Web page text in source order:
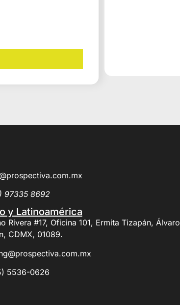
97335 8692
y Latinoamérica
Rivera #17, Oficina 101, Ermita Tizapán, Álvaro
CDMX, 01089.
5536-0626